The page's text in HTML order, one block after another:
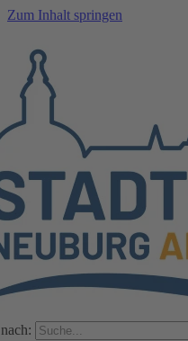
Zum Inhalt springen